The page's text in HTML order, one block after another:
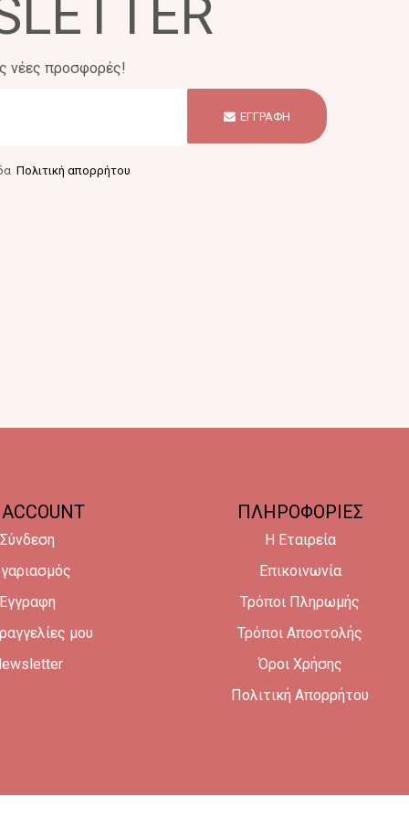
νέες προσφορές!
ΕΓΓΡΑΦΗ
Πολιτική απορρήτου
Σύνδεση
μου
ΠΛΗΡΟΦΟΡΙΕΣ
Η Εταιρεία
Επικοινωνία
Τρόποι Πληρωμής
Τρόποι Αποστολής
Όροι Χρήσης
Πολιτική Απορρήτου